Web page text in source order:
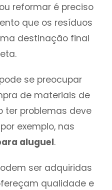
reformar é preciso
que os resíduos
destinação final
se preocupar
de materiais de
ter problemas deve
exemplo, nas
aluguel.
ser adquiridas
qualidade e